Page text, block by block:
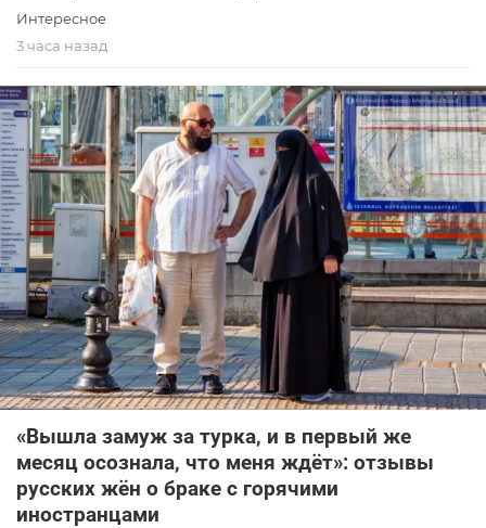
Интересное
3 часа назад
«Вышла замуж за турка, и в первый же
месяц осознала, что меня ждёт»: отзывы
русских жён о браке с горячими
иностранцами